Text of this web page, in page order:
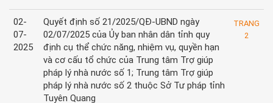
02-
07-
2025
Quyết định số 21/2025/QĐ-UBND ngày
02/07/2025 của Ủy ban nhân dân tỉnh quy
định cụ thể chức năng, nhiệm vụ, quyền hạn
và cơ cấu tổ chức của Trung tâm Trợ giúp
pháp lý nhà nước số 1; Trung tâm Trợ giúp
pháp lý nhà nước số 2 thuộc Sở Tư pháp tỉnh
Tuyên Quang
TRANG
2